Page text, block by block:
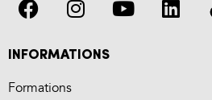
INFORMATIONS
Formations